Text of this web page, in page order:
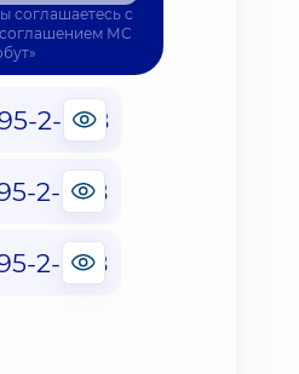
соглашаетесь с
МС
2-888
2-888
2-888